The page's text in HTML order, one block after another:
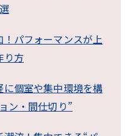
パフォーマンスが上
り方
に個室や集中環境を構
ン・間仕切り”